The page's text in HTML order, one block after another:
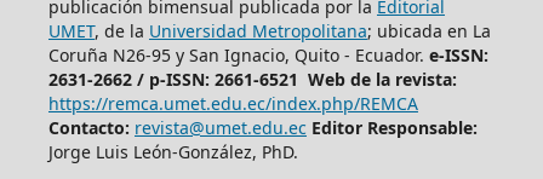
publicación bimensual publicada por la Editorial
UMET, de la Universidad Metropolitana; ubicada en La
Coruña N26-95 y San Ignacio, Quito - Ecuador. e-ISSN:
2631-2662 / p-ISSN: 2661-6521 Web de la revista:
https://remca.umet.edu.ec/index.php/REMCA
Contacto: revista@umet.edu.ec Editor Responsable:
Jorge Luis León-González, PhD.